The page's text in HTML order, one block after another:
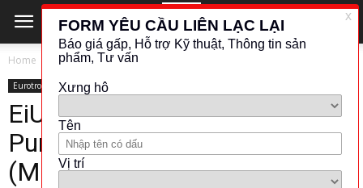
Home Eurotron
Eurotron KHÁC (ĐO LƯỜNG - KIỂM TRA)
EiUK EUROTRON-Multi-
Purpose Flue Gas Analyser
(Model:RASI 200)